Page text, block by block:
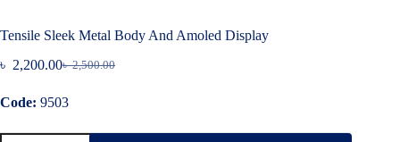
Tensile Sleek Metal Body And Amoled Display
৳2,500.00
Original
was:
৳ 2,200.00Current
is:
Code: 9503